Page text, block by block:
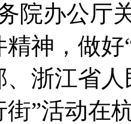
院办公厅
神，做好
、浙江省
”活动在